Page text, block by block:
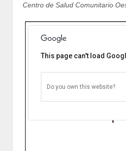
Centro de Salud Comunitario
Oeste
Av. Pres. Perón 4540.
Fe, Argentina.
This page can't load
Do you own this website?